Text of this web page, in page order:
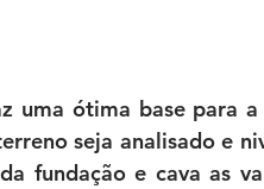
uma ótima base para
seja analisado e
fundação e cava as